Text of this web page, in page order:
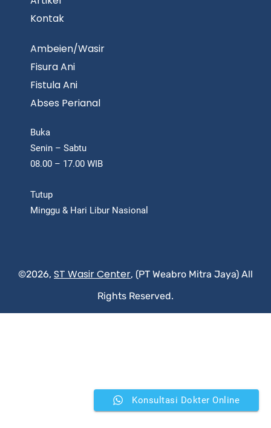
Kontak
Ambeien/Wasir
Fisura Ani
Fistula Ani
Abses Perianal
Buka
Senin – Sabtu
08.00 – 17.00 WIB
Tutup
Minggu & Hari Libur Nasional
©2026, ST Wasir Center, (PT Weabro Mitra Jaya) All
Rights Reserved.
Konsultasi Dokter Online